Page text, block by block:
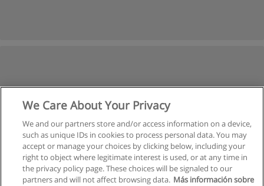
We Care About Your Privacy
We and our partners store and/or access information on a device,
such as unique IDs in cookies to process personal data. You may
accept or manage your choices by clicking below, including your
right to object where legitimate interest is used, or at any time in
the privacy policy page. These choices will be signaled to our
partners and will not affect browsing data. Más información sobre